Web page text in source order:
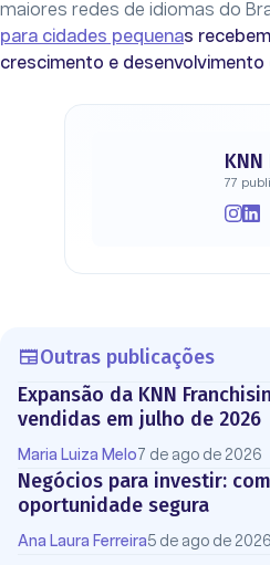
maiores redes de idiomas do
para cidades pequenas
crescimento e desenvolvimento
77
Outras publicações
Expansão da KNN
vendidas em julho de 2026
Maria Luiza Melo 7 de ago de 2026
Negócios para investir:
oportunidade segura
Ana Laura Ferreira5 de ago de 2026